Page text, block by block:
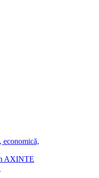
economică,
AXINTE